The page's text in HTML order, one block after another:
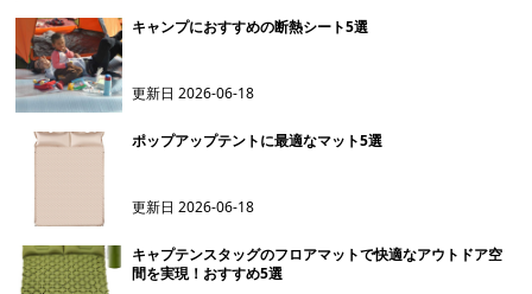
キャンプにおすすめの断熱シート5選
更新日2026-06-18
ポップアップテントに最適なマット5選
更新日2026-06-18
キャプテンスタッグのフロアマットで快適なアウトドア空
間を実現！おすすめ5選